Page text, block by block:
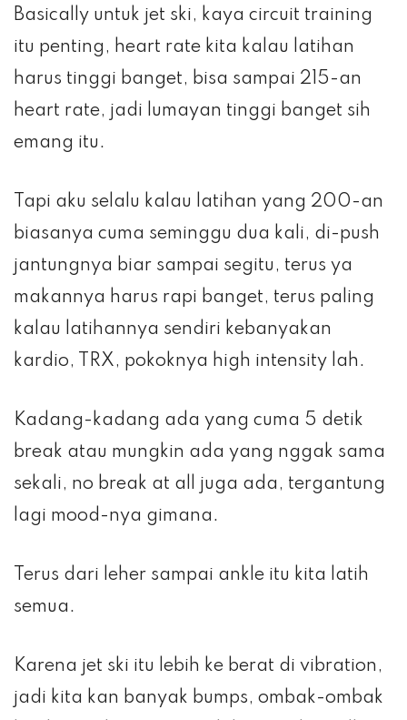
Basically untuk jet ski, kaya circuit training
itu penting, heart rate kita kalau latihan
harus tinggi banget, bisa sampai 215-an
heart rate, jadi lumayan tinggi banget sih
emang itu.
Tapi aku selalu kalau latihan yang 200-an
biasanya cuma seminggu dua kali, di-push
jantungnya biar sampai segitu, terus ya
makannya harus rapi banget, terus paling
kalau latihannya sendiri kebanyakan
kardio, TRX, pokoknya high intensity lah.
Kadang-kadang ada yang cuma 5 detik
break atau mungkin ada yang nggak sama
sekali, no break at all juga ada, tergantung
lagi mood-nya gimana.
Terus dari leher sampai ankle itu kita latih
semua.
Karena jet ski itu lebih ke berat di vibration,
jadi kita kan banyak bumps, ombak-ombak